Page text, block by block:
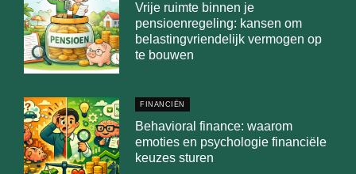
Vrije ruimte binnen je
pensioenregeling: kansen om
belastingvriendelijk vermogen op
te bouwen
FINANCIËN
Behavioral finance: waarom
emoties en psychologie financiële
keuzes sturen